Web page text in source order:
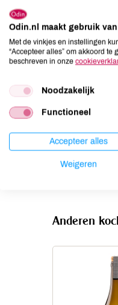
Allergenen
Aardnoten
Lactose
Lupine
Mosterd
Noten
Anderen
Odin.nl maakt gebruik
Met de vinkjes en instellingen
“Accepteer alles” om akkoord
beschreven in onze
Noodzakelijk
Functioneel
Accepteer alles
Weigeren